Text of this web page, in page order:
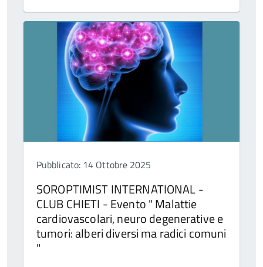
Pubblicato: 14 Ottobre 2025
SOROPTIMIST INTERNATIONAL -
CLUB CHIETI - Evento " Malattie
cardiovascolari, neuro degenerative e
tumori: alberi diversi ma radici comuni
"